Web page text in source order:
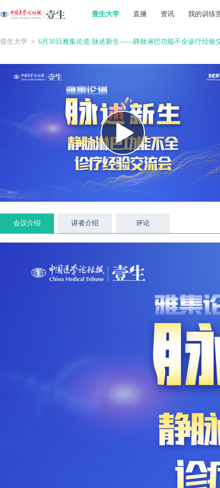
壹生大学 直播 资讯 我的训练
壹生大学 ＞ 6月30日雅集论道 脉述新生——静脉淋巴功能不全诊疗经验
会议介绍 讲者介绍 评论